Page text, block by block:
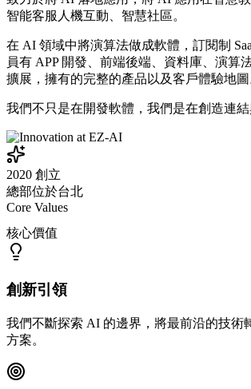
智能客服人機互動、智慧社區。
在 AI 領域中將演算法做成軟體，訂閱制
員有 APP 開發、前端後端、資料庫、演算
擴展，擁有的完整的產品以及客戶體驗地圖
我們不只是在開發軟體，我們是在創造連結
2020 創立
總部位於台北
Core Values
核心價值
創新引領
我們不斷探索 AI 的邊界，將最前沿的技術
方案。